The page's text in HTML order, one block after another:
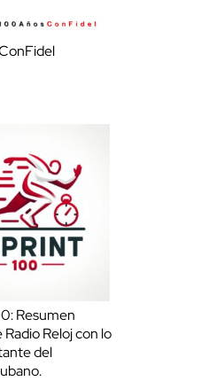
Resumen
Reloj con lo
del